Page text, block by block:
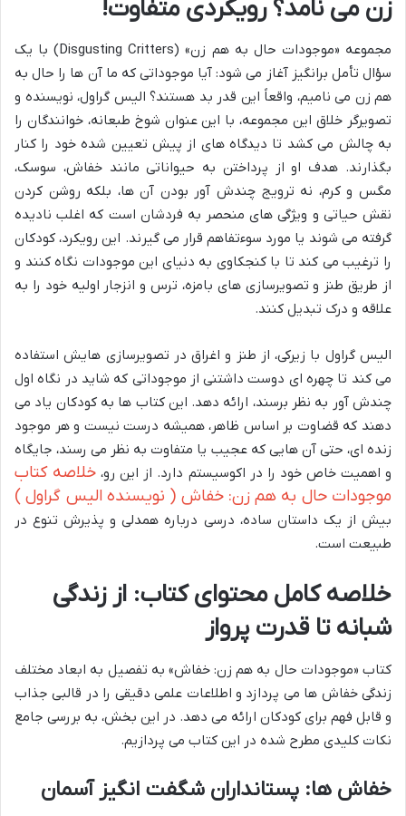
زن می نامد؟ رویکردی متفاوت!
مجموعه «موجودات حال به هم زن» (Disgusting Critters) با یک
سؤال تأمل برانگیز آغاز می شود: آیا موجوداتی که ما آن ها را حال به
هم زن می نامیم، واقعاً این قدر بد هستند؟ الیس گراول، نویسنده و
تصویرگر خلاق این مجموعه، با این عنوان شوخ طبعانه، خوانندگان را
به چالش می کشد تا دیدگاه های از پیش تعیین شده خود را کنار
بگذارند. هدف او از پرداختن به حیواناتی مانند خفاش، سوسک،
مگس و کرم، نه ترویج چندش آور بودن آن ها، بلکه روشن کردن
نقش حیاتی و ویژگی های منحصر به فردشان است که اغلب نادیده
گرفته می شوند یا مورد سوءتفاهم قرار می گیرند. این رویکرد، کودکان
را ترغیب می کند تا با کنجکاوی به دنیای این موجودات نگاه کنند و
از طریق طنز و تصویرسازی های بامزه، ترس و انزجار اولیه خود را به
علاقه و درک تبدیل کنند.
الیس گراول با زیرکی، از طنز و اغراق در تصویرسازی هایش استفاده
می کند تا چهره ای دوست داشتنی از موجوداتی که شاید در نگاه اول
چندش آور به نظر برسند، ارائه دهد. این کتاب ها به کودکان یاد می
دهند که قضاوت بر اساس ظاهر، همیشه درست نیست و هر موجود
زنده ای، حتی آن هایی که عجیب یا متفاوت به نظر می رسند، جایگاه
و اهمیت خاص خود را در اکوسیستم دارد. از این رو، خلاصه کتاب
موجودات حال به هم زن: خفاش ( نویسنده الیس گراول )
بیش از یک داستان ساده، درسی درباره همدلی و پذیرش تنوع در
طبیعت است.
خلاصه کامل محتوای کتاب: از زندگی
شبانه تا قدرت پرواز
کتاب «موجودات حال به هم زن: خفاش» به تفصیل به ابعاد مختلف
زندگی خفاش ها می پردازد و اطلاعات علمی دقیقی را در قالبی جذاب
و قابل فهم برای کودکان ارائه می دهد. در این بخش، به بررسی جامع
نکات کلیدی مطرح شده در این کتاب می پردازیم.
خفاش ها: پستانداران شگفت انگیز آسمان